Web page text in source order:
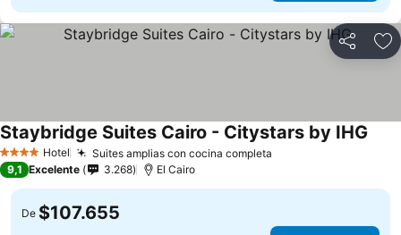
Compartir
4 EstrellasHotel Suites amplias con cocina completa
Staybridge Suites Cairo - Citystars by IHG
9,1 Excelente 3.268 El Cairo
De $107.655